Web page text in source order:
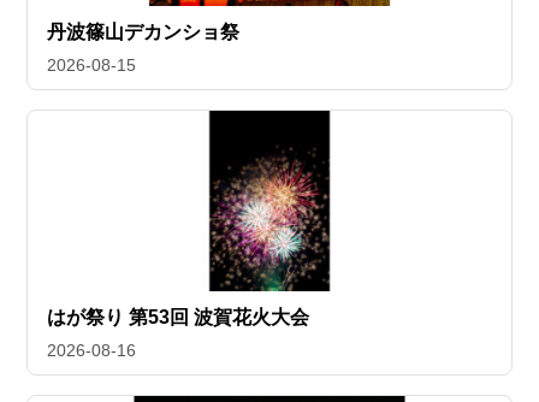
丹波篠山デカンショ祭
2026-08-15
はが祭り 第53回 波賀花火大会
2026-08-16